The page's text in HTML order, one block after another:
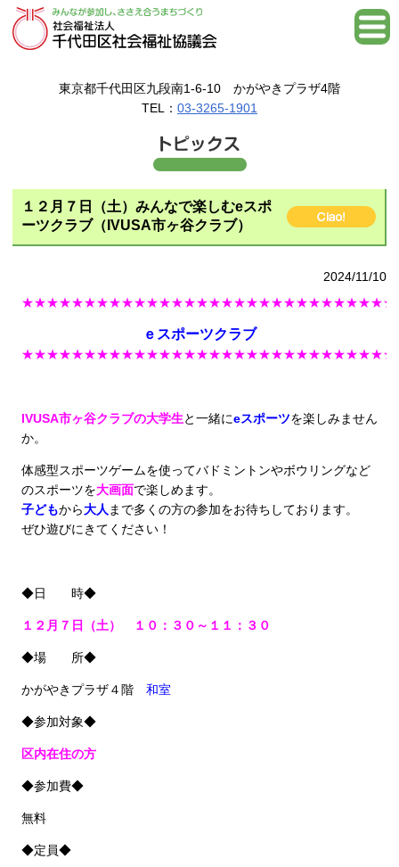
東京都千代田区九段南1-6-10 かがやきプラザ4階
TEL： 03-3265-1901
１２月７日（土）みんなで楽しむeスポ
ーツクラブ（IVUSA市ヶ谷クラブ）
2024/11/10
ｅスポーツクラブ
IVUSA市ヶ谷クラブの大学生と一緒にeスポーツを楽しみません
か。
体感型スポーツゲームを使ってバドミントンやボウリングなど
のスポーツを大画面で楽しめます。
子どもから大人 まで多くの方の参加をお待ちしております。
ぜひ遊びにきてください！
◆日 時◆
１２月７日（土） １０：３０～１１：３０
◆場 所◆
かがやきプラザ４階 和室
◆参加対象◆
区内在住の方
◆参加費◆
無料
◆定員◆